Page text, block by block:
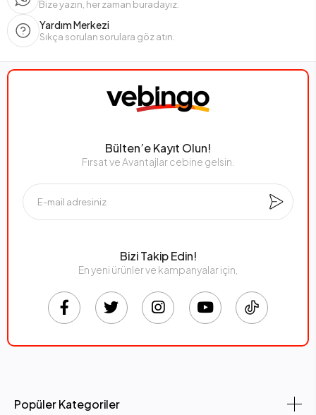
Bize yazın, her zaman buradayız.
Yardım Merkezi
Sıkça sorulan sorulara göz atın.
Bülten’e Kayıt Olun!
Fırsat ve Avantajlar cebine gelsin.
Bizi Takip Edin!
En yeni ürünler ve kampanyalar için,
Popüler Kategoriler